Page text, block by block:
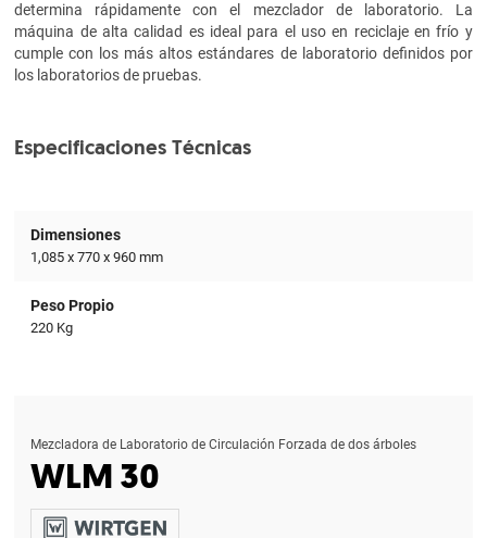
determina rápidamente con el mezclador de laboratorio. La
máquina de alta calidad es ideal para el uso en reciclaje en frío y
cumple con los más altos estándares de laboratorio definidos por
los laboratorios de pruebas.
Especificaciones Técnicas
Dimensiones
1,085 x 770 x 960 mm
Peso Propio
220 Kg
Mezcladora de Laboratorio de Circulación Forzada de dos árboles
WLM 30